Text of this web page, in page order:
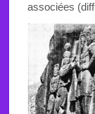
associées